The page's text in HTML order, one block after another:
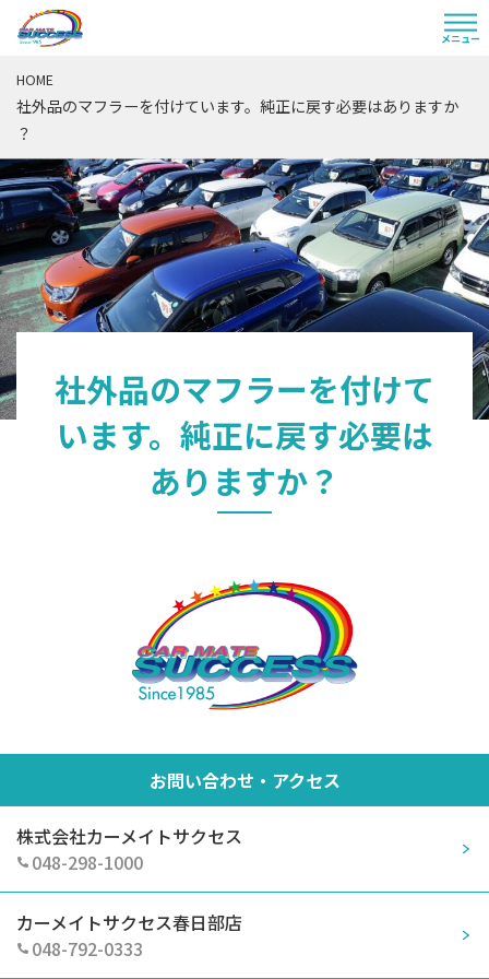
HOME
社外品のマフラーを付けています。純正に戻す必要はありますか
？
社外品のマフラーを付けて
います。純正に戻す必要は
ありますか？
お問い合わせ・アクセス
株式会社カーメイトサクセス
048-298-1000
カーメイトサクセス春日部店
048-792-0333